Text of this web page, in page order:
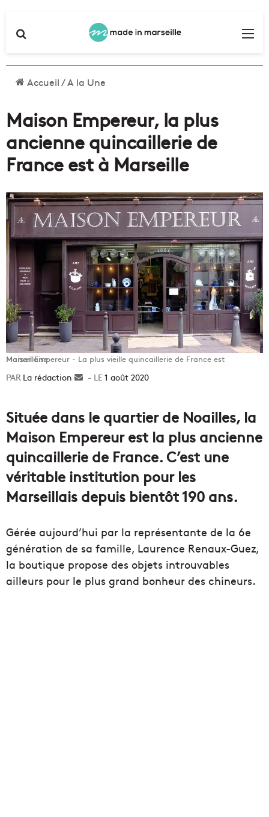
Accueil/A la Une
Maison Empereur, la plus
ancienne quincaillerie de
France est à Marseille
Maison Empereur - La plus vieille quincaillerie de France est Marseillaise
La rédaction
Envoyer1 août 2020
Située dans le quartier de Noailles, la
Maison Empereur est la plus ancienne
quincaillerie de France. C’est une
véritable institution pour les
Marseillais depuis bientôt 190 ans.
Gérée aujourd’hui par la représentante de la 6e
génération de sa famille, Laurence Renaux-Guez,
la boutique propose des objets introuvables
ailleurs pour le plus grand bonheur des chineurs.